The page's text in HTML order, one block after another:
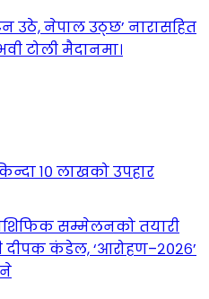
उठे, नेपाल उठ्छ’ नारासहित
टोली मैदानमा।
१० लाखको उपहार
सम्मेलनको तयारी
कंडेल, ‘आरोहण–२०२६’